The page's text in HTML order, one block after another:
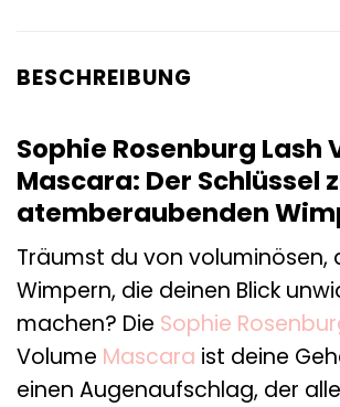
BESCHREIBUNG
Sophie Rosenburg Lash
Mascara: Der Schlüssel
atemberaubenden
Träumst du von voluminösen,
Wimpern, die deinen Blick
machen? Die Sophie
Volume Mascara ist deine
einen Augenaufschlag, der